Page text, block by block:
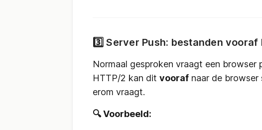
3️⃣ Server Push: bestanden vooraf
Normaal gesproken vraagt een browser
HTTP/2 kan dit vooraf naar de
erom vraagt.
🔍 Voorbeeld: